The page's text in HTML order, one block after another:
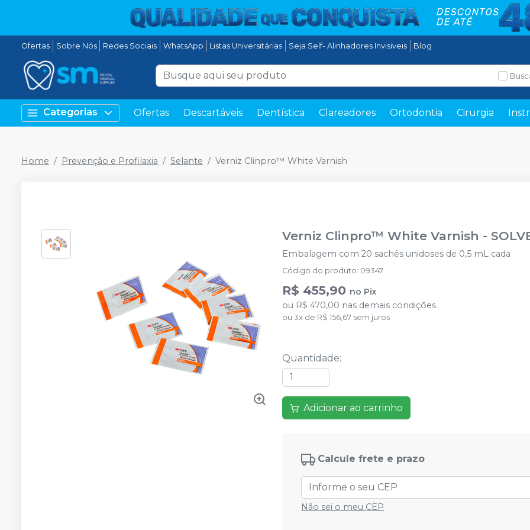
Ofertas Sobre Nós Redes Sociais WhatsApp Listas Universitárias Seja Self- Alinhadores Invisiveis Blog
Categorias Ofertas Descartáveis Dentística Clareadores Ortodontia Cirurgia
Home Prevenção e Profilaxia Selante Verniz Clinpro™ White Varnish
Verniz Clinpro™ White Varnish -
Embalagem com 20 sachês unidoses de 0,5 mL cada
Código do produto: 09347
R$ 455,90 no Pix
ou R$ 470,00 nas demais condições
ou 3x de R$ 156,67 sem juros
Quantidade:
Adicionar ao carrinho
Calcule frete e prazo
Não sei o meu CEP